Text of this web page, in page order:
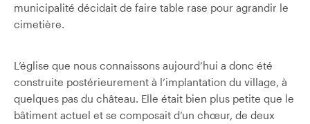
municipalité décidait de faire table rase pour agrandir le
cimetière.
L’église que nous connaissons aujourd’hui a donc été
construite postérieurement à l’implantation du village, à
quelques pas du château. Elle était bien plus petite que le
bâtiment actuel et se composait d’un chœur, de deux